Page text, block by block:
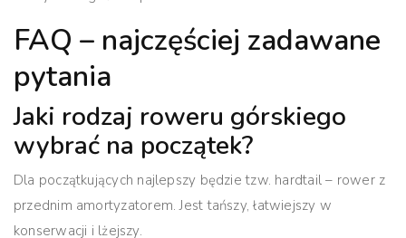
FAQ – najczęściej zadawane
pytania
Jaki rodzaj roweru górskiego
wybrać na początek?
Dla początkujących najlepszy będzie tzw. hardtail – rower z
przednim amortyzatorem. Jest tańszy, łatwiejszy w
konserwacji i lżejszy.